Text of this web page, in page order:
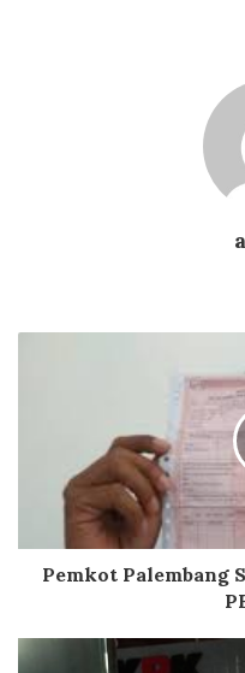
Pemkot Palembang